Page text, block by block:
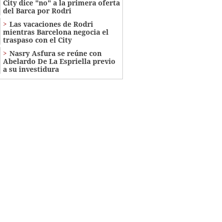
City dice "no" a la primera oferta
del Barca por Rodri
Las vacaciones de Rodri
mientras Barcelona negocia el
traspaso con el City
Nasry Asfura se reúne con
Abelardo De La Espriella previo
a su investidura